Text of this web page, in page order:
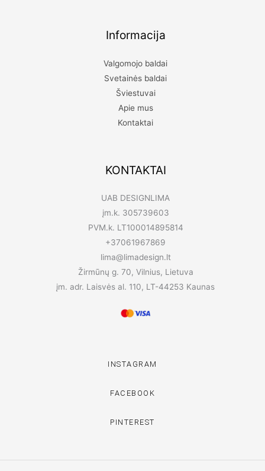
Informacija
Valgomojo baldai
Svetainės baldai
Šviestuvai
Apie mus
Kontaktai
KONTAKTAI
UAB DESIGNLIMA
įm.k. 305739603
PVM.k. LT100014895814
+37061967869
lima@limadesign.lt
Žirmūnų g. 70, Vilnius, Lietuva
įm. adr. Laisvės al. 110, LT-44253 Kaunas
INSTAGRAM
FACEBOOK
PINTEREST